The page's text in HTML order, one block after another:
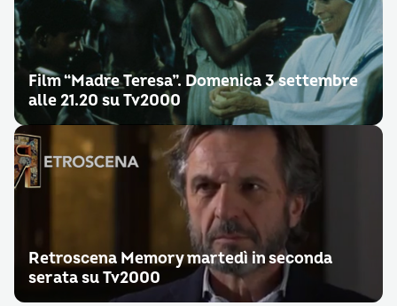
Film “Madre Teresa”. Domenica 3 settembre
alle 21.20 su Tv2000
Retroscena Memory martedì in seconda
serata su Tv2000